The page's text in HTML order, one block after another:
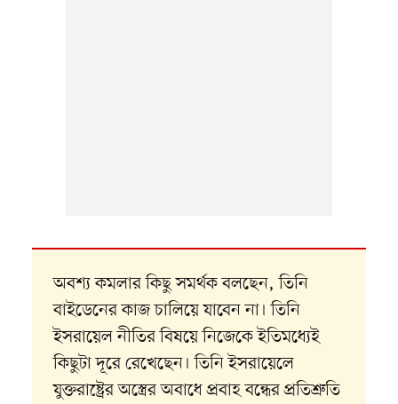
অবশ্য কমলার কিছু সমর্থক বলছেন, তিনি
বাইডেনের কাজ চালিয়ে যাবেন না। তিনি
ইসরায়েল নীতির বিষয়ে নিজেকে ইতিমধ্যেই
কিছুটা দূরে রেখেছেন। তিনি ইসরায়েলে
যুক্তরাষ্ট্রের অস্ত্রের অবাধে প্রবাহ বন্ধের প্রতিশ্রুতি